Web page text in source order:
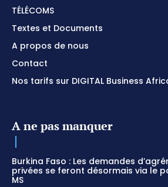
TÉLÉCOMS
Textes et Documents
A propos de nous
Contact
Nos tarifs sur DIGITAL Business
A ne pas manquer
Burkina Faso : Les demandes
privées se feront désormais via le
MS